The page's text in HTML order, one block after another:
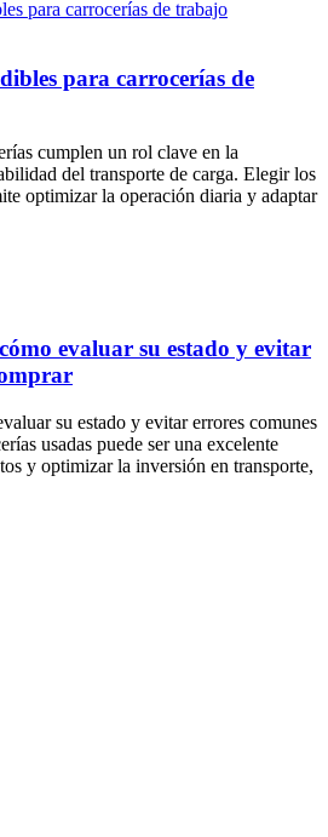
para carrocerías de
cumplen un rol clave en la
del transporte de carga. Elegir los
optimizar la operación diaria y adaptar
evaluar su estado y evitar
su estado y evitar errores comunes
usadas puede ser una excelente
y optimizar la inversión en transporte,